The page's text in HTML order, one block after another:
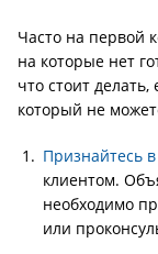
Часто на первой
на которые нет
что стоит
который не
Признайтесь в
клиентом.
необходимо
или